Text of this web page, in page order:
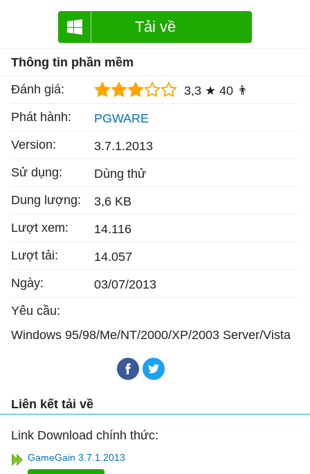
Tải về
Thông tin phần mềm
Đánh giá:
3,3 ★ 40 👨
Phát hành:
PGWARE
Version:
3.7.1.2013
Sử dụng:
Dùng thử
Dung lượng:
3,6 KB
Lượt xem:
14.116
Lượt tải:
14.057
Ngày:
03/07/2013
Yêu cầu:
Windows 95/98/Me/NT/2000/XP/2003 Server/Vista
Liên kết tải về
Link Download chính thức:
GameGain 3.7.1.2013